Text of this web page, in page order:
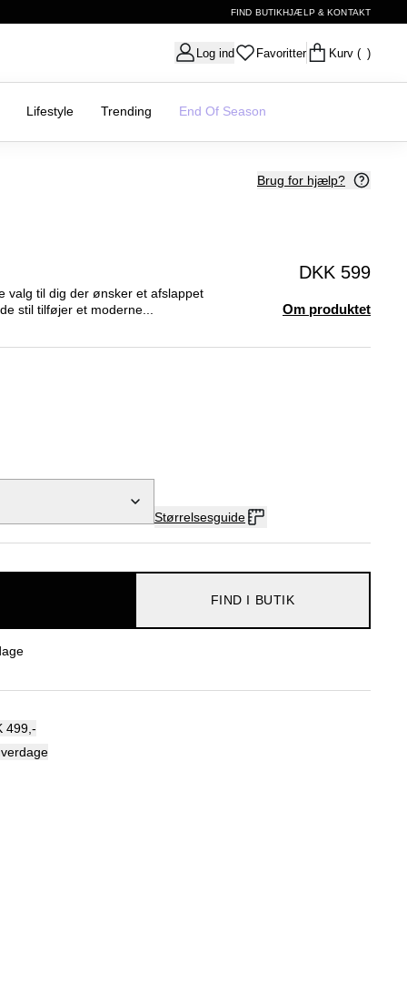
FIND BUTIKHJÆLP & KONTAKT
Log ind Favoritter Kurv ( )
Lifestyle Trending End Of Season
Brug for hjælp?
DKK 599
valg til dig der ønsker et afslappet
stil tilføjer et moderne...
Om produktet
Størrelsesguide
FIND I BUTIK
499,-